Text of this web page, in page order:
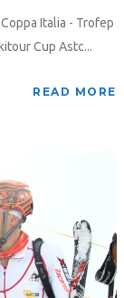
Italia - Trofep
Cup Astc...
READ MORE